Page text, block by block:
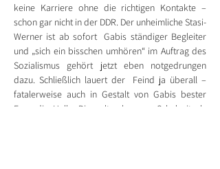
keine Karriere ohne die richtigen Kontakte –
schon gar nicht in der DDR. Der unheimliche Stasi-
Werner ist ab sofort  Gabis ständiger Begleiter
und „sich ein bisschen umhören“ im Auftrag des
Sozialismus gehört jetzt eben notgedrungen
dazu. Schließlich lauert der  Feind ja überall –
fatalerweise auch in Gestalt von Gabis bester
Freundin Hella. Die galt schon zur Schulzeit als